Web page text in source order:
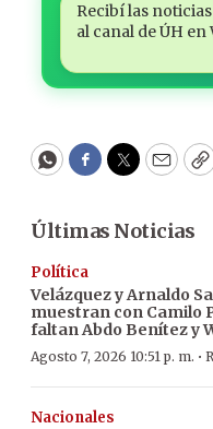
Recibí las
al canal de ÚH en
WhatsApp
Facebook
Twitter
Últimas Noticias
Política
Velázquez y Arnaldo
muestran con Camilo
faltan Abdo Benítez y
Agosto 7, 2026 10:51 p. m. ·
Nacionales